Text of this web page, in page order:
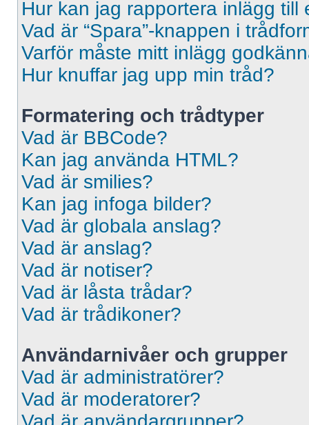
Hur kan jag rapportera inlägg till
Vad är “Spara”-knappen i
Varför måste mitt inlägg
Hur knuffar jag upp min tråd?
Formatering och trådtyper
Vad är BBCode?
Kan jag använda HTML?
Vad är smilies?
Kan jag infoga bilder?
Vad är globala anslag?
Vad är anslag?
Vad är notiser?
Vad är låsta trådar?
Vad är trådikoner?
Användarnivåer och grupper
Vad är administratörer?
Vad är moderatorer?